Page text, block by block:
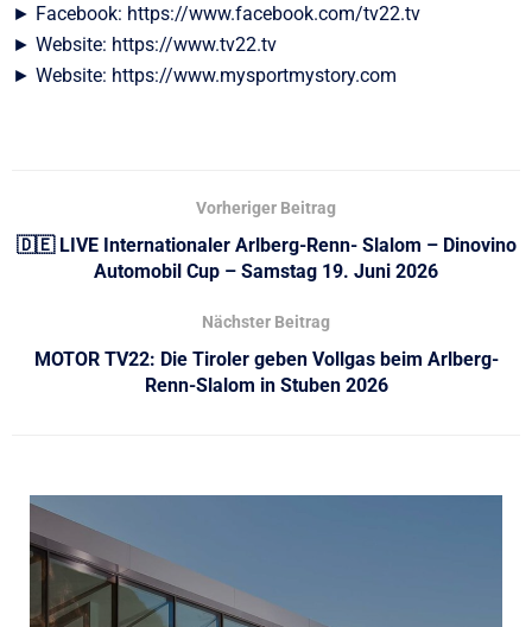
► Facebook: https://www.facebook.com/tv22.tv
► Website: https://www.tv22.tv
► Website: https://www.mysportmystory.com
Vorheriger Beitrag
🇩🇪 LIVE Internationaler Arlberg-Renn- Slalom – Dinovino
Automobil Cup – Samstag 19. Juni 2026
Nächster Beitrag
MOTOR TV22: Die Tiroler geben Vollgas beim Arlberg-
Renn-Slalom in Stuben 2026